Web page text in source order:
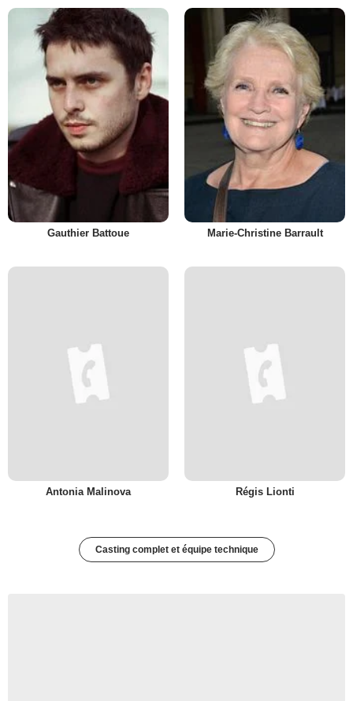
Gauthier Battoue Marie-Christine Barrault
Antonia Malinova Régis Lionti
Casting complet et équipe technique